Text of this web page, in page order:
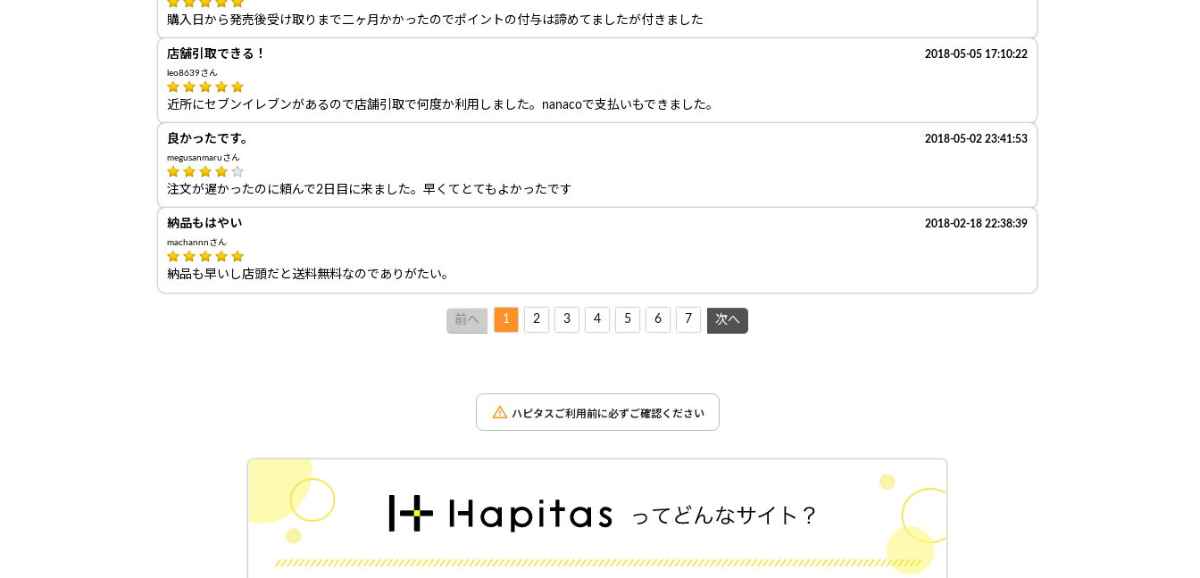
購入日から発売後受け取りまで二ヶ月かかったのでポイントの付与は諦めてましたが付きました
店舗引取できる！ 2018-05-05 17:10:22
leo8639さん
近所にセブンイレブンがあるので店舗引取で何度か利用しました。nanacoで支払いもできました。
良かったです。 2018-05-02 23:41:53
megusanmaruさん
注文が遅かったのに頼んで2日目に来ました。早くてとてもよかったです
納品もはやい 2018-02-18 22:38:39
machannnさん
納品も早いし店頭だと送料無料なのでありがたい。
前へ 1 2 3 4 5 6 7 次へ
ハピタスご利用前に必ずご確認ください